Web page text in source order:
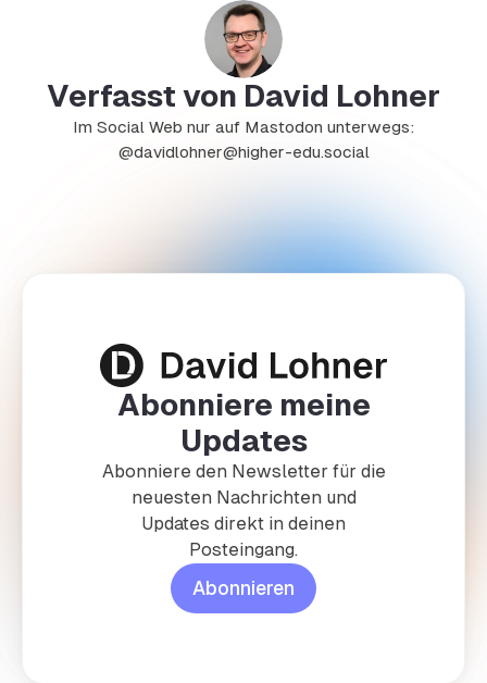
Verfasst von David Lohner
Im Social Web nur auf Mastodon unterwegs:
@davidlohner@higher-edu.social
Abonniere meine
Updates
Abonniere den Newsletter für die
neuesten Nachrichten und
Updates direkt in deinen
Posteingang.
Abonnieren